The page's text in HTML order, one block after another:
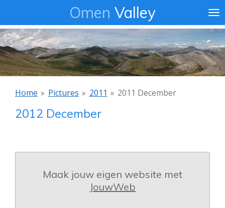
naar
de
hoofdinhoud
Omen Valley
Home » Pictures » 2011 » 2011 December
2012 December
Maak jouw eigen website met
JouwWeb